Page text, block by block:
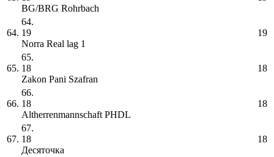
BG/BRG Rohrbach
64.
64.
19
Norra Real lag 1
19
65.
65.
18
Zakon Pani Szafran
18
66.
66.
18
Altherrenmannschaft PHDL
18
67.
67.
18
Десяточка
18